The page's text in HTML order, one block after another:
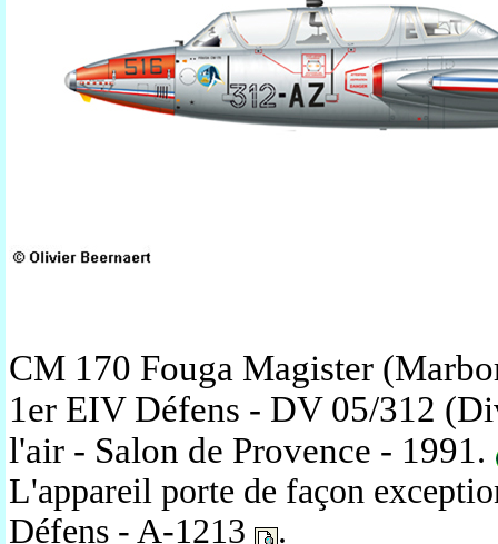
CM 170 Fouga Magister
1er EIV Défens - DV 05/312
l'air - Salon de Provence - 1991 .
L'appareil porte de façon
Défens - A-1213 .